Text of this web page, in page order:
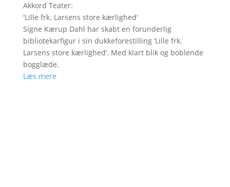
Akkord Teater:
'Lille frk. Larsens store kærlighed'
Signe Kærup Dahl har skabt en forunderlig
bibliotekarfigur i sin dukkeforestilling ’Lille frk.
Larsens store kærlighed’. Med klart blik og boblende
bogglæde.
Læs mere